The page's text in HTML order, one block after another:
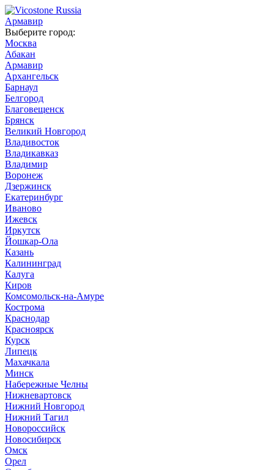
Армавир
Выберите город:
Москва
Абакан
Армавир
Архангельск
Барнаул
Белгород
Благовещенск
Брянск
Великий Новгород
Владивосток
Владикавказ
Владимир
Воронеж
Дзержинск
Екатеринбург
Иваново
Ижевск
Иркутск
Йошкар-Ола
Казань
Калининград
Калуга
Киров
Комсомольск-на-Амуре
Кострома
Краснодар
Красноярск
Курск
Липецк
Махачкала
Минск
Набережные Челны
Нижневартовск
Нижний Новгород
Нижний Тагил
Новороссийск
Новосибирск
Омск
Орел